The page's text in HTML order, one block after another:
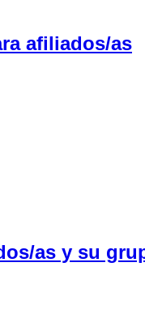
afiliados/as
as y su